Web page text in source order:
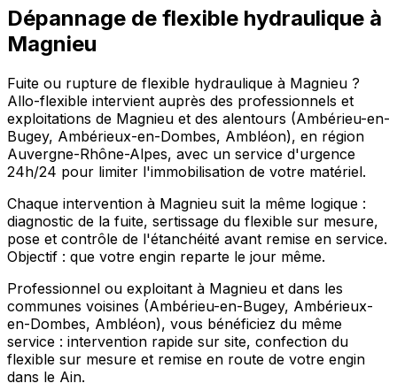
Dépannage de flexible hydraulique à
Magnieu
Fuite ou rupture de flexible hydraulique à Magnieu ?
Allo-flexible intervient auprès des professionnels et
exploitations de Magnieu et des alentours (Ambérieu-en-
Bugey, Ambérieux-en-Dombes, Ambléon), en région
Auvergne-Rhône-Alpes, avec un service d'urgence
24h/24 pour limiter l'immobilisation de votre matériel.
Chaque intervention à Magnieu suit la même logique :
diagnostic de la fuite, sertissage du flexible sur mesure,
pose et contrôle de l'étanchéité avant remise en service.
Objectif : que votre engin reparte le jour même.
Professionnel ou exploitant à Magnieu et dans les
communes voisines (Ambérieu-en-Bugey, Ambérieux-
en-Dombes, Ambléon), vous bénéficiez du même
service : intervention rapide sur site, confection du
flexible sur mesure et remise en route de votre engin
dans le Ain.